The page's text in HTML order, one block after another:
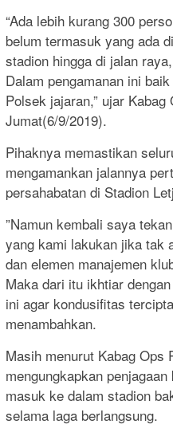
“Ada lebih kurang 300
belum termasuk yang ada
stadion hingga di jalan
Dalam pengamanan ini
Polsek jajaran,” ujar
Jumat(6/9/2019).
Pihaknya memastikan
mengamankan jalannya
persahabatan di Stadion
”Namun kembali saya
yang kami lakukan jika tak
dan elemen manajemen
Maka dari itu ikhtiar
ini agar kondusifitas
menambahkan.
Masih menurut Kabag Ops
mengungkapkan
masuk ke dalam stadion
selama laga berlangsung.